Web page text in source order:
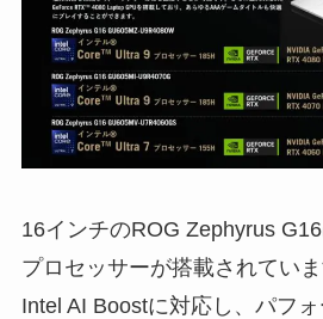
16インチのROG Zephyrus
プロセッサーが搭載されていま
Intel AI Boostに対応し、パフ